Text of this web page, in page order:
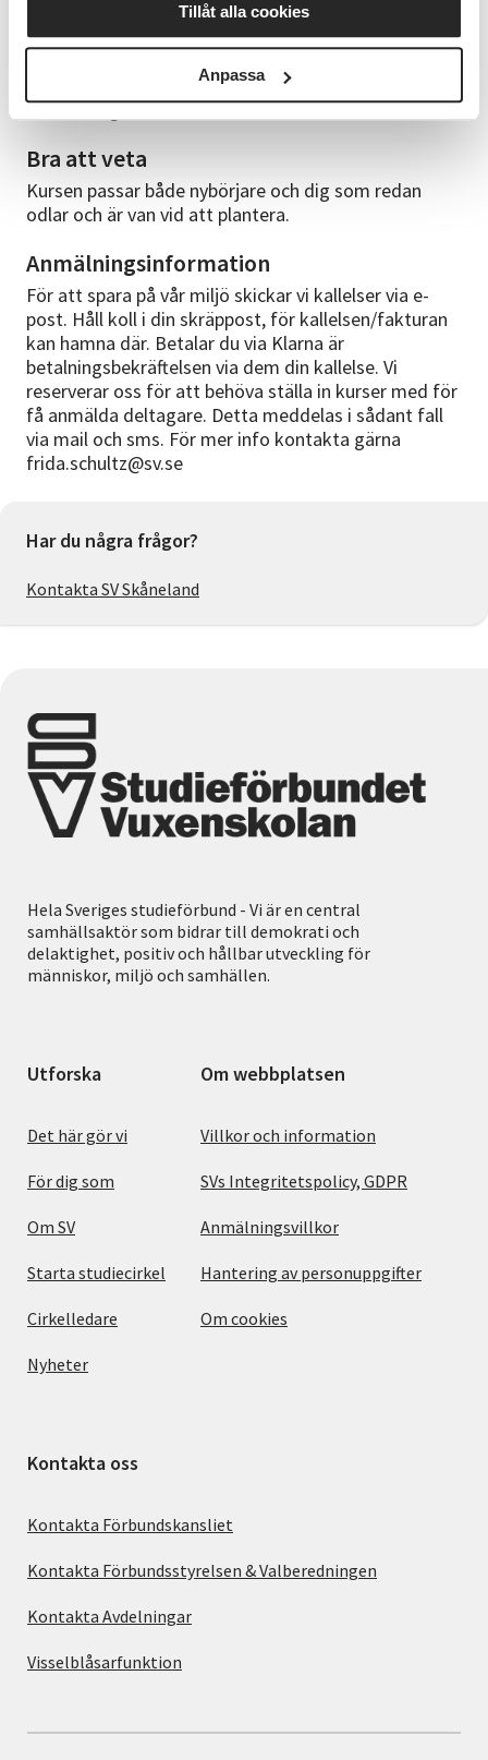
Tillåt alla cookies
Anpassa
Annie Bolmgren är utbildad trädgårdsingenjör med
inriktning på odling. Hennes kreativa och fantasifulla
lugn och pedagogisk ådra som inger trygghet för dig
som deltagare.
Bra att veta
Kursen passar både nybörjare och dig som redan
odlar och är van vid att plantera.
Anmälningsinformation
För att spara på vår miljö skickar vi kallelser via e-
post. Håll koll i din skräppost, för kallelsen/fakturan
kan hamna där. Betalar du via Klarna är
betalningsbekräftelsen via dem din kallelse. Vi
reserverar oss för att behöva ställa in kurser med för
få anmälda deltagare. Detta meddelas i sådant fall
via mail och sms. För mer info kontakta gärna
frida.schultz@sv.se
Har du några frågor?
Kontakta SV Skåneland
Hela Sveriges studieförbund - Vi är en central
samhällsaktör som bidrar till demokrati och
delaktighet, positiv och hållbar utveckling för
människor, miljö och samhällen.
Utforska
Det här gör vi
För dig som
Om SV
Starta studiecirkel
Cirkelledare
Nyheter
Om webbplatsen
Villkor och information
SVs Integritetspolicy, GDPR
Anmälningsvillkor
Hantering av personuppgifter
Om cookies
Kontakta oss
Kontakta Förbundskansliet
Kontakta Förbundsstyrelsen & Valberedningen
Kontakta Avdelningar
Visselblåsarfunktion